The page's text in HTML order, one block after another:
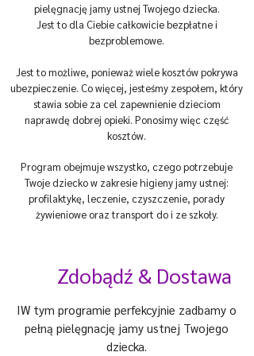
pielęgnację jamy ustnej Twojego dziecka.
Jest to dla Ciebie całkowicie bezpłatne i
bezproblemowe.
Jest to możliwe, ponieważ wiele kosztów pokrywa
ubezpieczenie. Co więcej, jesteśmy zespołem, który
stawia sobie za cel zapewnienie dzieciom
naprawdę dobrej opieki. Ponosimy więc część
kosztów.
Program obejmuje wszystko, czego potrzebuje
Twoje dziecko w zakresie higieny jamy ustnej:
profilaktykę, leczenie, czyszczenie, porady
żywieniowe oraz transport do i ze szkoły.
Zdobądź & Dostawa
IW tym programie perfekcyjnie zadbamy o
pełną pielęgnację jamy ustnej Twojego
dziecka.